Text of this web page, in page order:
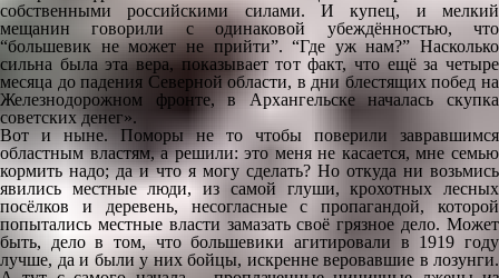
собственными российскими силами. И купец, и мелкий
мещанин говорили с одинаковой убеждённостью, что
“большевик не может не прийти”. “Где уж нам?” Насколько
сильна была эта вера, показывает тот факт, что ещё за четыре
месяца до падения Северной области, в дни блестящих побед на
Железнодорожном фронте, в Архангельске началась скупка
советских денег».
Вот и ныне. Поморы не то чтобы поверили завравшимся
областным властям, а решили: это меня не касается, мне семью
кормить надо; да и что я могу сделать? Но откуда ни возьмись
явились местные люди, из самой глуши, крохотных лесных
посёлков и деревень, несогласные с пропагандой, которой
попытались местные власти замазать своё грязное дело. Может
быть, дело в том, что большевики агитировали в 1919 году
лучше, да и были у них бойцы, искренне веровавшие в лозунги.